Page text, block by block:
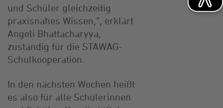
und Schüler gleichzeitig
praxisnahes Wissen,“, erklärt
Angeli Bhattacharyya,
zuständig für die STAWAG-
Schulkooperation.
In den nächsten Wochen heißt
es also für alle Schülerinnen